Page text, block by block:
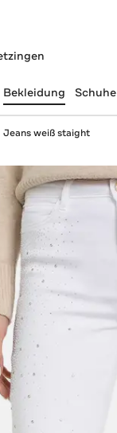
Bekleidung Schuhe
Jeans weiß staight